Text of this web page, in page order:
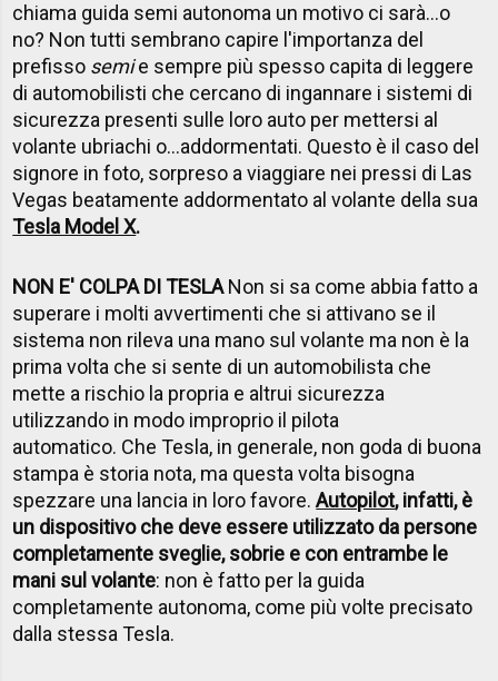
chiama guida semi autonoma un motivo ci sarà...o
no? Non tutti sembrano capire l'importanza del
prefisso semie sempre più spesso capita di leggere
di automobilisti che cercano di ingannare i sistemi di
sicurezza presenti sulle loro auto per mettersi al
volante ubriachi o...addormentati. Questo è il caso del
signore in foto, sorpreso a viaggiare nei pressi di Las
Vegas beatamente addormentato al volante della sua
Tesla Model X.
NON E' COLPA DI TESLANon si sa come abbia fatto a
superare i molti avvertimenti che si attivano se il
sistema non rileva una mano sul volante ma non è la
prima volta che si sente di un automobilista che
mette a rischio la propria e altrui sicurezza
utilizzando in modo improprio il pilota
automatico. Che Tesla, in generale, non goda di buona
stampa è storia nota, ma questa volta bisogna
spezzare una lancia in loro favore.Autopilot, infatti,è
un dispositivo che deve essere utilizzato da persone
completamente sveglie, sobrie e con entrambe le
mani sul volante: non è fatto per la guida
completamente autonoma, come più volte precisato
dalla stessa Tesla.